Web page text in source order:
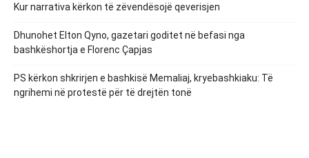
Kur narrativa kërkon të zëvendësojë qeverisjen
Dhunohet Elton Qyno, gazetari goditet në befasi nga
bashkëshortja e Florenc Çapjas
PS kërkon shkrirjen e bashkisë Memaliaj, kryebashkiaku: Të
ngrihemi në protestë për të drejtën tonë